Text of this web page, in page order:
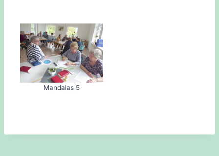
Mandalas 5